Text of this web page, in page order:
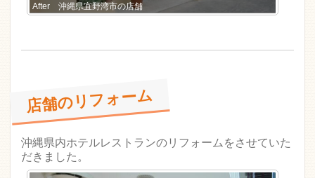
After 沖縄県宜野湾市の店舗
店舗のリフォーム
沖縄県内ホテルレストランのリフォームをさせていた
だきました。